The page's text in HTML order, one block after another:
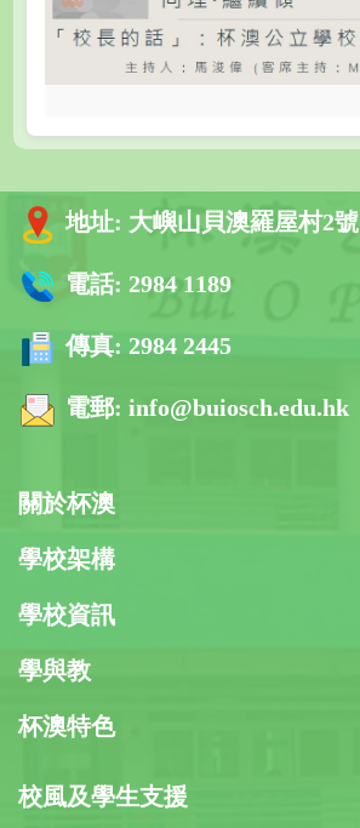
地址: 大嶼山貝澳羅屋村2號
電話: 2984 1189
傳真: 2984 2445
電郵: info@buiosch.edu.hk
關於杯澳
學校架構
學校資訊
學與教
杯澳特色
校風及學生支援